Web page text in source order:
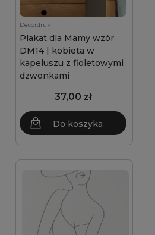
Decordruk
Plakat dla Mamy wzór
DM14 | kobieta w
kapeluszu z fioletowymi
dzwonkami
37,00 zł
Do koszyka